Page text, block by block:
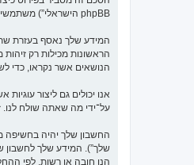
phpBB הישראלי”) משתמשים בכל מידע אשר נאסף במשך כל חיבור בשימוש שלך (להלן “המידע שלך”).
הנושאים אשר נקראו, כדי
על־ידי מה שאתה שולח לנו.
החשבון שלך יהיה בחשיפה
שלך”). המידע שלך לחשבון
הנו חובה או רשות, לפי